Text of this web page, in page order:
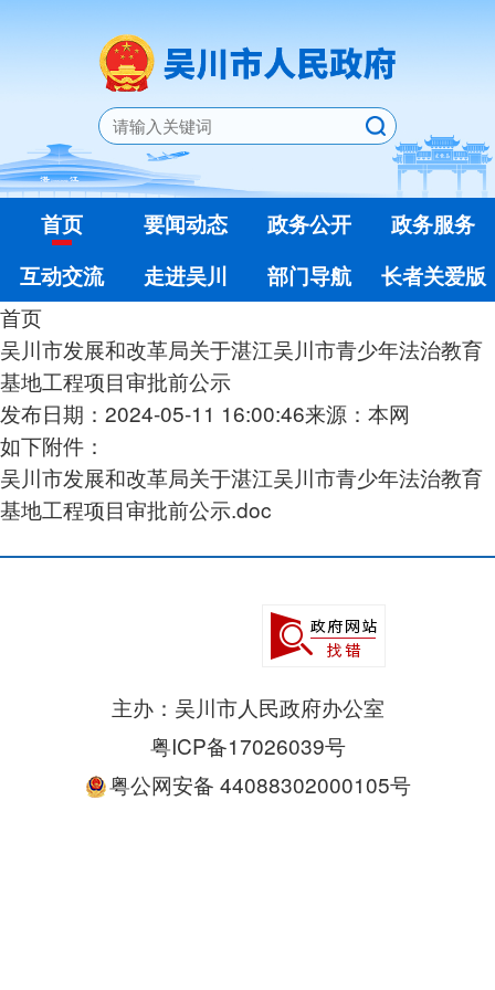
首页 要闻动态 政务公开
政务服务
互动交流
走进吴川 部门导航
长者关爱版
首页
吴川市发展和改革局关于湛江吴川市青少年法治教育
基地工程项目审批前公示
发布日期：2024-05-11 16:00:46来源：本网
如下附件：
吴川市发展和改革局关于湛江吴川市青少年法治教育
基地工程项目审批前公示.doc
主办：吴川市人民政府办公室
粤ICP备17026039号
粤公网安备 44088302000105号